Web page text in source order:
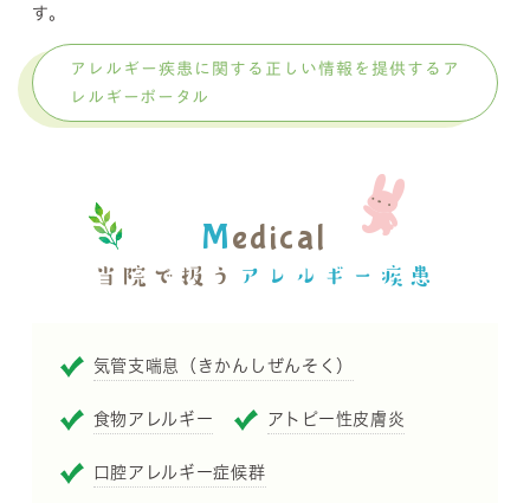
す。
アレルギー疾患に関する正しい情報を提供するア
レルギーポータル
Medical
当院で扱う アレルギー疾患
気管支喘息（きかんしぜんそく）
食物アレルギー アトピー性皮膚炎
口腔アレルギー症候群